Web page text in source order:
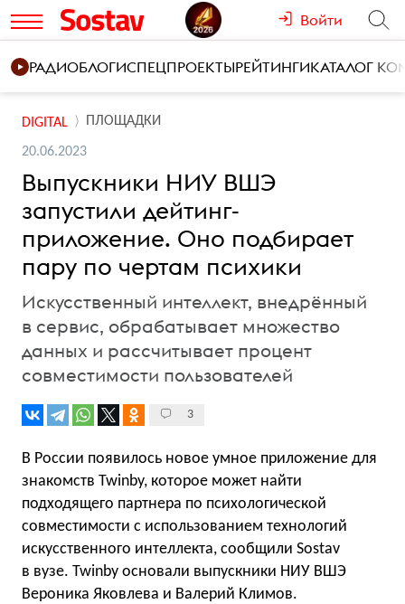
Войти
РАДИОБЛОГИСПЕЦПРОЕКТЫРЕЙТИНГИКАТАЛОГ
DIGITAL ПЛОЩАДКИ
20.06.2023
Выпускники НИУ ВШЭ
запустили дейтинг-
приложение. Оно подбирает
пару по чертам психики
Искусственный интеллект, внедрённый
в сервис, обрабатывает множество
данных и рассчитывает процент
совместимости пользователей
3
В России появилось новое умное приложение для
знакомств Twinby, которое может найти
подходящего партнера по психологической
совместимости с использованием технологий
искусственного интеллекта, сообщили Sostav
в вузе. Twinby основали выпускники НИУ ВШЭ
Вероника Яковлева и Валерий Климов.